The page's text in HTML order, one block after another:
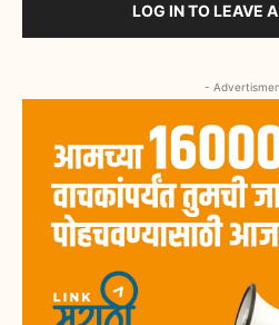
LOG IN TO LEAVE
-